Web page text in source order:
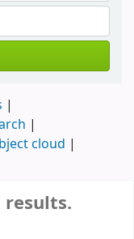
cloud
results.